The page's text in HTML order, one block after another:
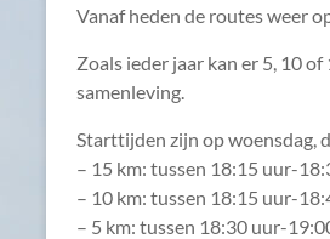
Vanaf heden de routes weer
Zoals ieder jaar kan er 5, 10
samenleving.
Starttijden zijn op woensdag,
– 15 km: tussen 18:15 uur-
– 10 km: tussen 18:15 uur-
– 5 km: tussen 18:30 uur-